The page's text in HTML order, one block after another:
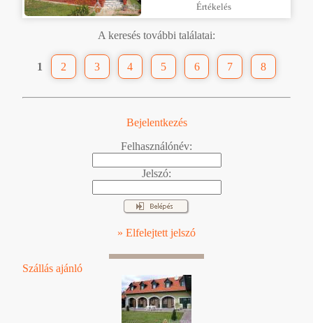
Értékelés
A keresés további találatai:
1 2 3 4 5 6 7 8
Bejelentkezés
Felhasználónév:
Jelszó:
» Elfelejtett jelszó
Szállás ajánló